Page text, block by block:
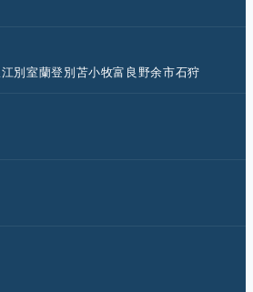
江別室蘭登別苫小牧富良野余市石狩